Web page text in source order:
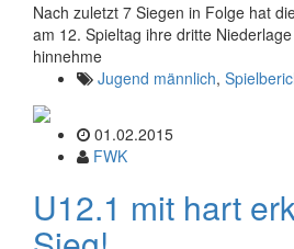
Nach zuletzt 7 Siegen in Folge hat
am 12. Spieltag ihre dritte
hinnehme
Jugend männlich,
01.02.2015
FWK
U12.1 mit hart